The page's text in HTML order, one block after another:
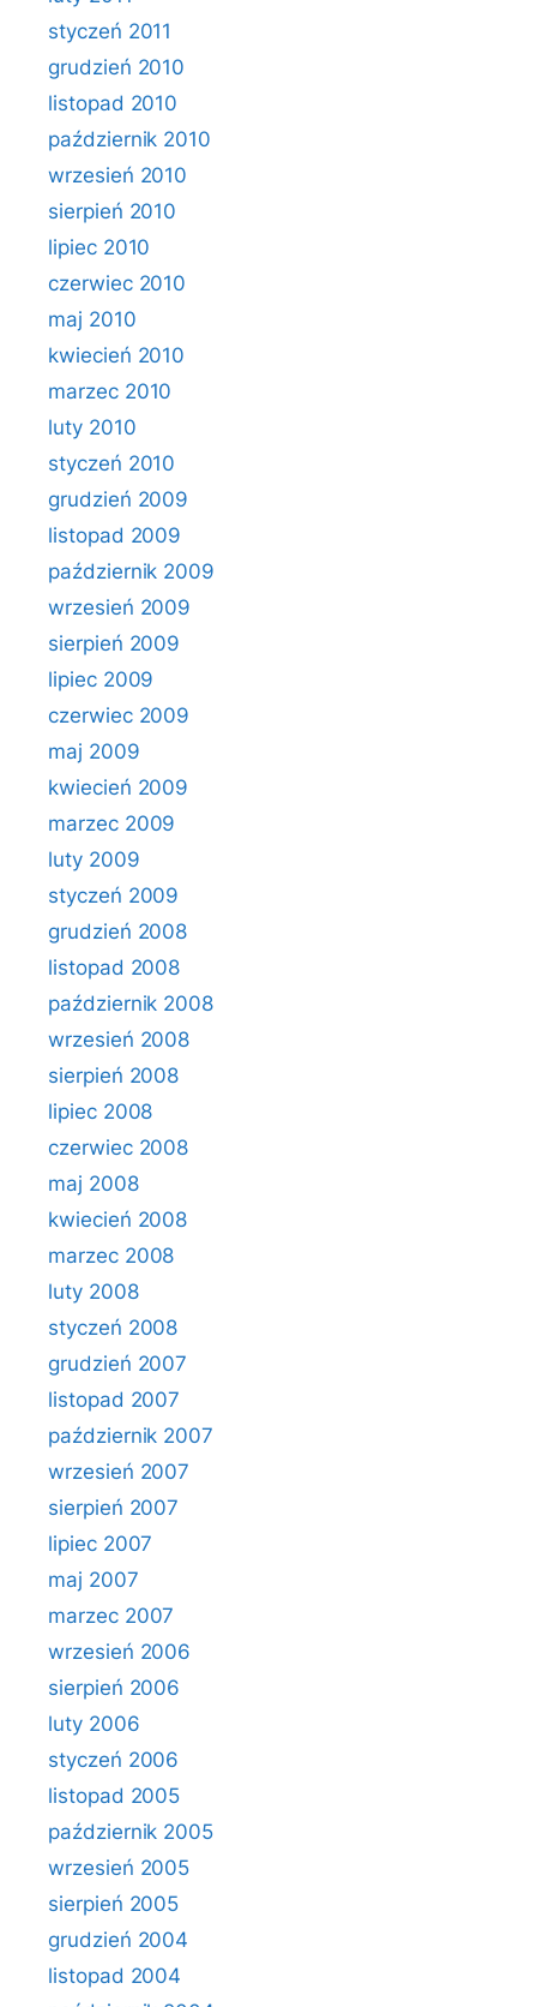
styczeń 2011
grudzień 2010
listopad 2010
październik 2010
wrzesień 2010
sierpień 2010
lipiec 2010
czerwiec 2010
maj 2010
kwiecień 2010
marzec 2010
luty 2010
styczeń 2010
grudzień 2009
listopad 2009
październik 2009
wrzesień 2009
sierpień 2009
lipiec 2009
czerwiec 2009
maj 2009
kwiecień 2009
marzec 2009
luty 2009
styczeń 2009
grudzień 2008
listopad 2008
październik 2008
wrzesień 2008
sierpień 2008
lipiec 2008
czerwiec 2008
maj 2008
kwiecień 2008
marzec 2008
luty 2008
styczeń 2008
grudzień 2007
listopad 2007
październik 2007
wrzesień 2007
sierpień 2007
lipiec 2007
maj 2007
marzec 2007
wrzesień 2006
sierpień 2006
luty 2006
styczeń 2006
listopad 2005
październik 2005
wrzesień 2005
sierpień 2005
grudzień 2004
listopad 2004